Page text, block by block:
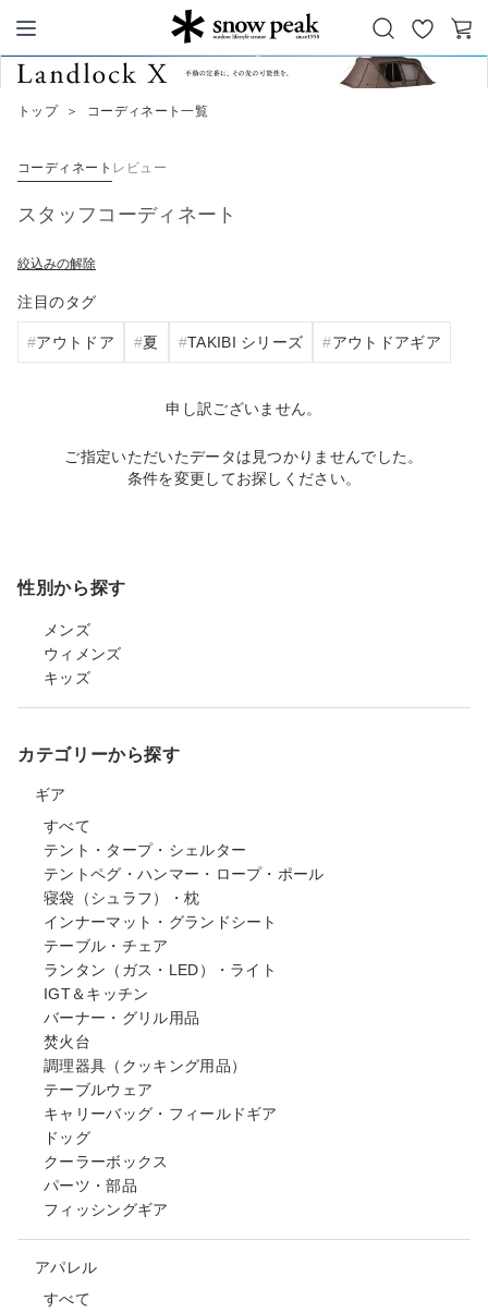
Snow Peak
お
気
カ
トップ ＞ コーディネート一覧
コーディネート レビュー
スタッフコーディネート
絞込みの解除
注目のタグ
アウトドア 夏 TAKIBI シリーズ アウトドアギア
申し訳ございません。
ご指定いただいたデータは見つかりませんでした。
条件を変更してお探しください。
性別から探す
メンズ
ウィメンズ
キッズ
カテゴリーから探す
ギア
すべて
テント・タープ・シェルター
テントペグ・ハンマー・ロープ・ポール
寝袋（シュラフ）・枕
インナーマット・グランドシート
テーブル・チェア
ランタン（ガス・LED）・ライト
IGT＆キッチン
バーナー・グリル用品
焚火台
調理器具（クッキング用品）
テーブルウェア
キャリーバッグ・フィールドギア
ドッグ
クーラーボックス
パーツ・部品
フィッシングギア
アパレル
すべて